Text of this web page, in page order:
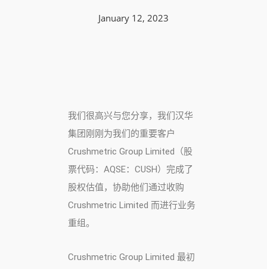
January 12, 2023
我们很高兴与您分享，我们汉华
集团刚刚为我们的重要客户
Crushmetric Group Limited（股
票代码：AQSE：CUSH）完成了
股权估值，协助他们通过收购
Crushmetric Limited 而进行业务
重组。
Crushmetric Group Limited 最初